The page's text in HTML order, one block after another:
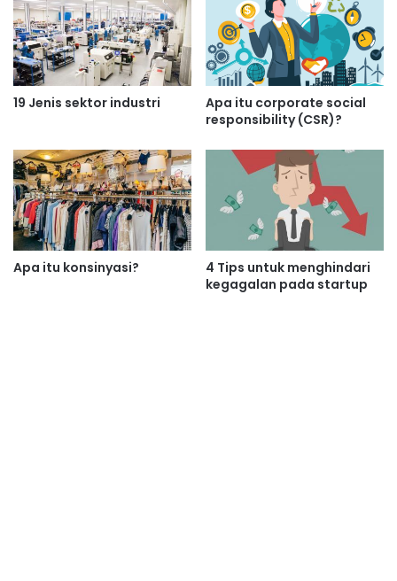
19 Jenis sektor industri
Apa itu corporate social
responsibility (CSR)?
Apa itu konsinyasi?
4 Tips untuk menghindari
kegagalan pada startup